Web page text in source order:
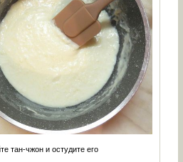
тан-чжон и остудите его